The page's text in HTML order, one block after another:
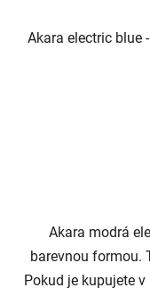
Akara electric blue
Akara modrá
barevnou formou.
Pokud je kupujete